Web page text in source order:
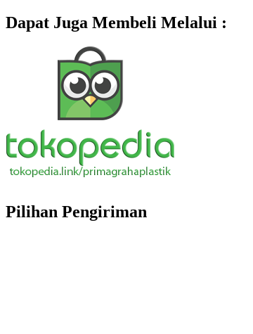
Dapat Juga Membeli Melalui :
Pilihan Pengiriman